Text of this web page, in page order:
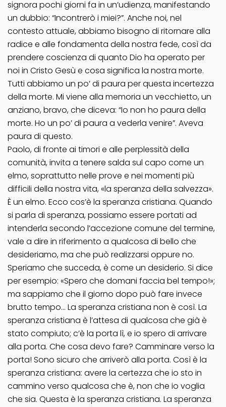
signora pochi giorni fa in un’udienza, manifestando
un dubbio: “Incontrerò i miei?”. Anche noi, nel
contesto attuale, abbiamo bisogno di ritornare alla
radice e alle fondamenta della nostra fede, così da
prendere coscienza di quanto Dio ha operato per
noi in Cristo Gesù e cosa significa la nostra morte.
Tutti abbiamo un po’ di paura per questa incertezza
della morte. Mi viene alla memoria un vecchietto, un
anziano, bravo, che diceva: “Io non ho paura della
morte. Ho un po’ di paura a vederla venire”. Aveva
paura di questo.
Paolo, di fronte ai timori e alle perplessità della
comunità, invita a tenere salda sul capo come un
elmo, soprattutto nelle prove e nei momenti più
difficili della nostra vita, «la speranza della salvezza».
È un elmo. Ecco cos’è la speranza cristiana. Quando
si parla di speranza, possiamo essere portati ad
intenderla secondo l’accezione comune del termine,
vale a dire in riferimento a qualcosa di bello che
desideriamo, ma che può realizzarsi oppure no.
Speriamo che succeda, è come un desiderio. Si dice
per esempio: «Spero che domani faccia bel tempo!»;
ma sappiamo che il giorno dopo può fare invece
brutto tempo… La speranza cristiana non è così. La
speranza cristiana è l’attesa di qualcosa che già è
stato compiuto; c’è la porta lì, e io spero di arrivare
alla porta. Che cosa devo fare? Camminare verso la
porta! Sono sicuro che arriverò alla porta. Così è la
speranza cristiana: avere la certezza che io sto in
cammino verso qualcosa che è, non che io voglia
che sia. Questa è la speranza cristiana. La speranza